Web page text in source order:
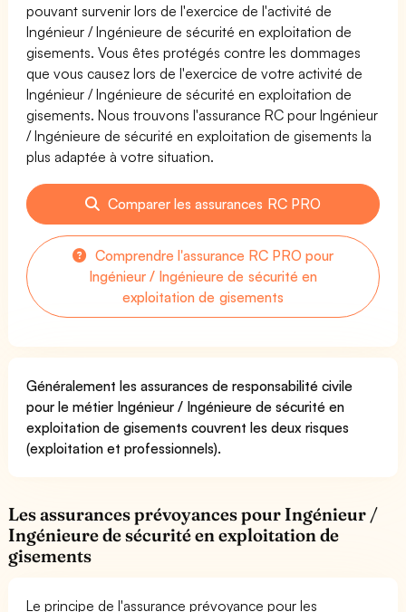
pouvant survenir lors de l'exercice de l'activité de
Ingénieur / Ingénieure de sécurité en exploitation de
gisements. Vous êtes protégés contre les dommages
que vous causez lors de l'exercice de votre activité de
Ingénieur / Ingénieure de sécurité en exploitation de
gisements. Nous trouvons l'assurance RC pour Ingénieur
/ Ingénieure de sécurité en exploitation de gisements la
plus adaptée à votre situation.
Comparer les assurances RC PRO
Comprendre l'assurance RC PRO pour
Ingénieur / Ingénieure de sécurité en
exploitation de gisements
Généralement les assurances de responsabilité civile
pour le métier Ingénieur / Ingénieure de sécurité en
exploitation de gisements couvrent les deux risques
(exploitation et professionnels).
Les assurances prévoyances pour Ingénieur /
Ingénieure de sécurité en exploitation de
gisements
Le principe de l'assurance prévoyance pour les